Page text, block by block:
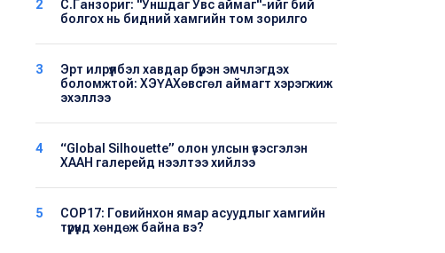
2
С.Ганзориг: "Уншдаг Увс аймаг"-ийг бий
болгох нь бидний хамгийн том зорилго
3
Эрт илрүүлбэл хавдар бүрэн эмчлэгдэх
боломжтой: ХЭҮА​Хөвсгөл аймагт хэрэгжиж
эхэллээ
4
“Global Silhouette” олон улсын үзэсгэлэн
ХААН галерейд нээлтээ хийлээ
5
COP17: Говийнхон ямар асуудлыг хамгийн
түрүүнд хөндөж байна вэ?